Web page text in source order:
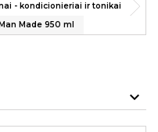
- kondicionieriai ir tonikai
Made 950 ml